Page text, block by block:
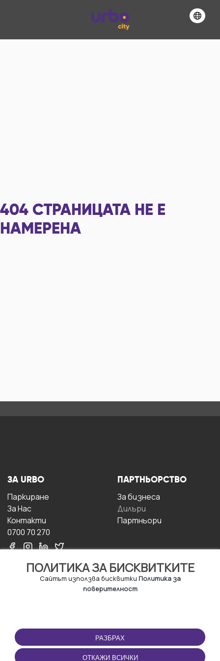
404 СТРАНИЦАТА НЕ Е
НАМЕРЕНА
ПОЛИТИКА ЗА БИСКВИТКИТЕ
Сайтът използва бисквитки Политика за
поверителност
РАЗБРАХ
ОТКАЖИ ВСИЧКИ
ЗА URBO
Паркиране
За Hас
Контакти
0700 70 270
ПАРТНЬОРСТВО
За бизнесa
Дилъри
Партньори
ПОЛЗВАНЕ
Правила и условия за
ползване
ПРИЛОЖЕНИЕТО